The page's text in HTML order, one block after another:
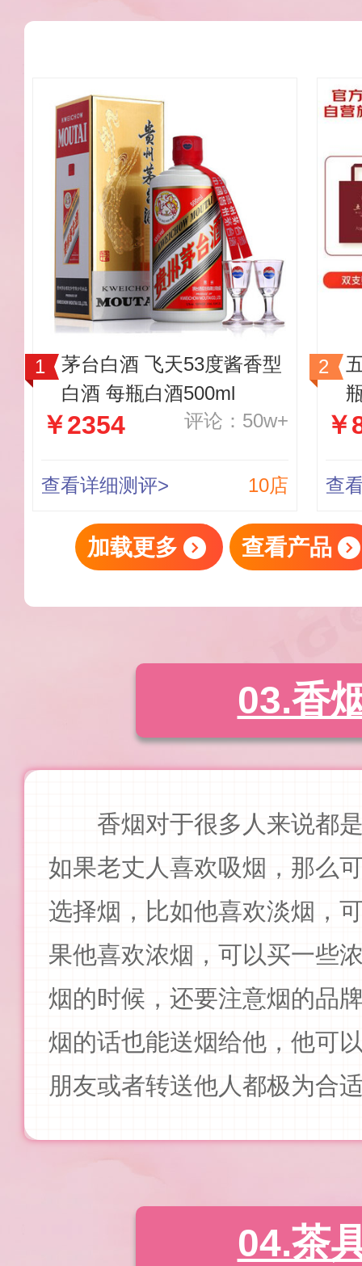
茅台白酒 飞天53度酱香型
白酒 每瓶白酒500ml
￥2354 评论：50w+
查看详细测评> 10店
￥
查
加载更多 查看产品
03.香
香烟对于很多人来说都
如果老丈人喜欢吸烟，那么
选择烟，比如他喜欢淡烟，
果他喜欢浓烟，可以买一些
烟的时候，还要注意烟的品
烟的话也能送烟给他，他可
朋友或者转送他人都极为合
04.茶